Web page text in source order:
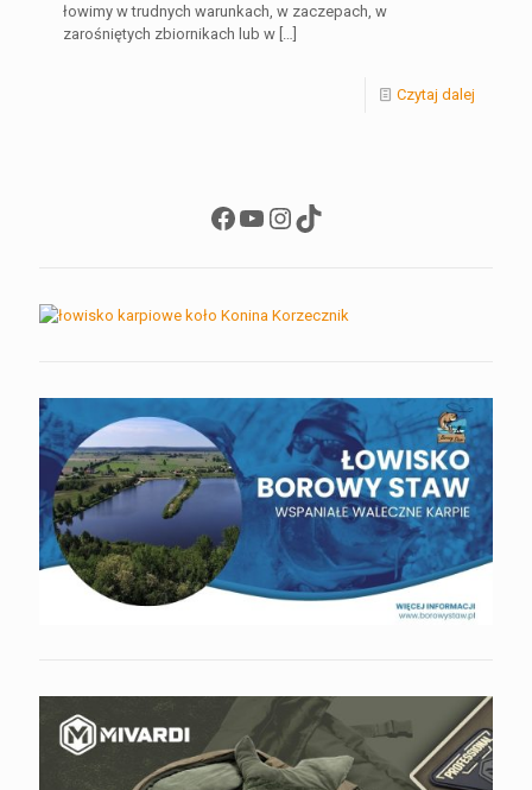
łowimy w trudnych warunkach, w zaczepach, w
zarośniętych zbiornikach lub w
Czytaj dalej
Facebook
YouTube
Instagram
TikTok